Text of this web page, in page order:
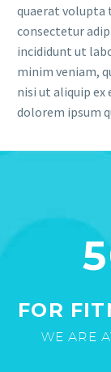
quaerat volupta
consectetur
incididunt ut
minim veniam,
nisi ut aliquip ex
dolorem ipsum
FOR
WE ARE